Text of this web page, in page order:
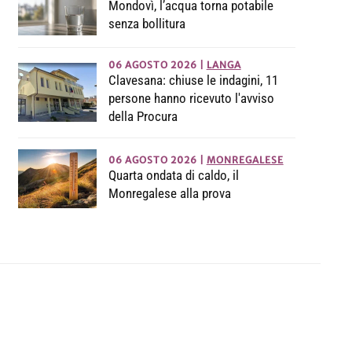
Mondovì, l’acqua torna potabile
senza bollitura
06 AGOSTO 2026 LANGA
Clavesana: chiuse le indagini, 11
persone hanno ricevuto l'avviso
della Procura
06 AGOSTO 2026 MONREGALESE
Quarta ondata di caldo, il
Monregalese alla prova